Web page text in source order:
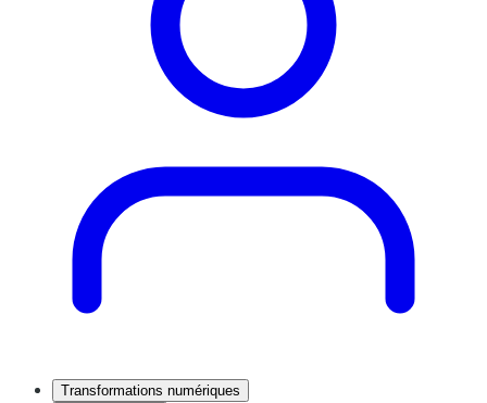
Transformations numériques